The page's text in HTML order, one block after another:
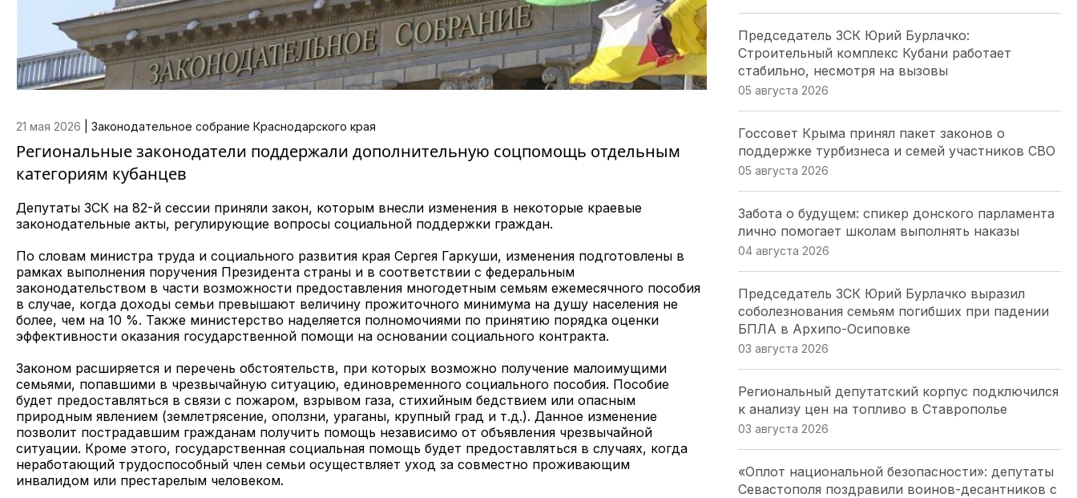
21 мая 2026 Законодательное собрание Краснодарского края
Региональные законодатели поддержали дополнительную соцпомощь отдельным
категориям кубанцев
Депутаты ЗСК на 82-й сессии приняли закон, которым внесли изменения в некоторые краевые
законодательные акты, регулирующие вопросы социальной поддержки граждан.
По словам министра труда и социального развития края Сергея Гаркуши, изменения подготовлены в
рамках выполнения поручения Президента страны и в соответствии с федеральным
законодательством в части возможности предоставления многодетным семьям ежемесячного пособия
в случае, когда доходы семьи превышают величину прожиточного минимума на душу населения не
более, чем на 10 %. Также министерство наделяется полномочиями по принятию порядка оценки
эффективности оказания государственной помощи на основании социального контракта.
Законом расширяется и перечень обстоятельств, при которых возможно получение малоимущими
семьями, попавшими в чрезвычайную ситуацию, единовременного социального пособия. Пособие
будет предоставляться в связи с пожаром, взрывом газа, стихийным бедствием или опасным
природным явлением (землетрясение, оползни, ураганы, крупный град и т.д.). Данное изменение
позволит пострадавшим гражданам получить помощь независимо от объявления чрезвычайной
ситуации. Кроме этого, государственная социальная помощь будет предоставляться в случаях, когда
неработающий трудоспособный член семьи осуществляет уход за совместно проживающим
инвалидом или престарелым человеком.
Председатель ЗСК Юрий Бурлачко:
Строительный комплекс Кубани работает
стабильно, несмотря на вызовы
05 августа 2026
Госсовет Крыма принял пакет законов о
поддержке турбизнеса и семей участников СВО
05 августа 2026
Забота о будущем: спикер донского парламента
лично помогает школам выполнять наказы
04 августа 2026
Председатель ЗСК Юрий Бурлачко выразил
соболезнования семьям погибших при падении
БПЛА в Архипо-Осиповке
03 августа 2026
Региональный депутатский корпус подключился
к анализу цен на топливо в Ставрополье
03 августа 2026
«Оплот национальной безопасности»: депутаты
Севастополя поздравили воинов-десантников с